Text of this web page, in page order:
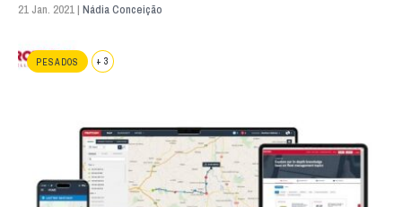
21 Jan. 2021 | Nádia Conceição
PESADOS + 3